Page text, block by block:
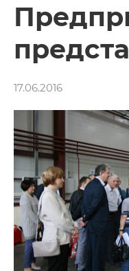
17.06.2016